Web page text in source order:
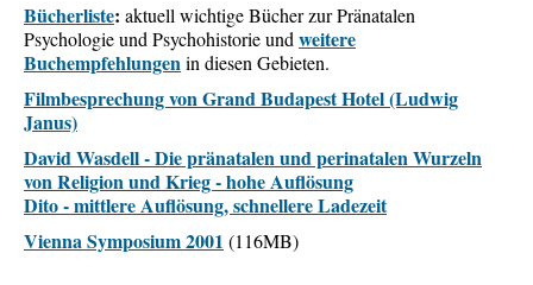
Bücherliste: aktuell wichtige Bücher zur Pränatalen
Psychologie und Psychohistorie und weitere
Buchempfehlungenin diesen Gebieten.
Filmbesprechung von Grand Budapest Hotel (Ludwig
Janus)
David Wasdell - Die pränatalen und perinatalenWurzeln
von Religion und Krieg - hohe Auflösung
Dito - mittlere Auflösung, schnellere Ladezeit
Vienna Symposium 2001 (116MB)